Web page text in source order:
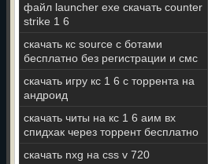
файл launcher exe скачать counter
strike 1 6
скачать кс source с ботами
бесплатно без регистрации и смс
скачать игру кс 1 6 с торрента на
андроид
скачать читы на кс 1 6 аим вх
спидхак через торрент бесплатно
скачать nxg на css v 720